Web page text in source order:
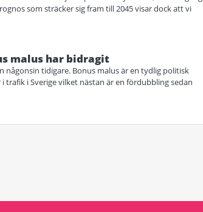
som sträcker sig fram till 2045 visar dock att vi
malus har bidragit
någonsin tidigare. Bonus malus är en tydlig politisk
i Sverige vilket nästan är en fördubbling sedan